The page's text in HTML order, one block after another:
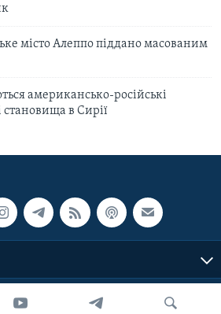
місто Алеппо піддано масованим
американсько-російські
в Сирії
© 2026 VOA, Inc. Всі права захищені